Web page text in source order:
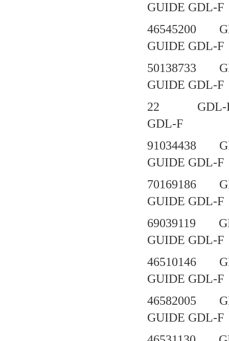
GUIDE
46545200
GUIDE
50138733
GUIDE
22 GDL-
GDL-F
91034438
GUIDE
70169186
GUIDE GDL-F
69039119
GUIDE
46510146
GUIDE
46582005
GUIDE